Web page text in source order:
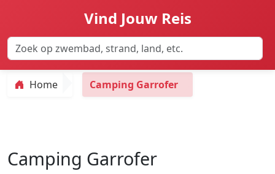
Vind Jouw Reis
Home Camping Garrofer
Camping Garrofer